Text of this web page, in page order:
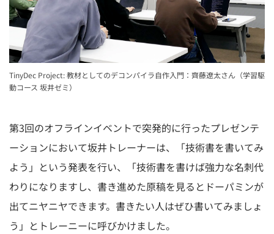
TinyDec Project: 教材としてのデコンパイラ⾃作⼊⾨：⿑藤遼太さん（学習駆
動コース 坂井ゼミ）
第3回のオフラインイベントで突発的に行ったプレゼンテ
ーションにおいて坂井トレーナーは、「技術書を書いてみ
よう」という発表を行い、「技術書を書けば強力な名刺代
わりになりますし、書き進めた原稿を見るとドーパミンが
出てニヤニヤできます。書きたい人はぜひ書いてみましょ
う」とトレーニーに呼びかけました。